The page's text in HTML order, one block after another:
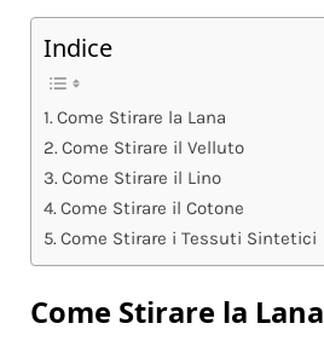
Indice
Come Stirare la Lana
Come Stirare il Velluto
Come Stirare il Lino
Come Stirare il Cotone
Come Stirare i Tessuti Sintetici
Come Stirare la Lana